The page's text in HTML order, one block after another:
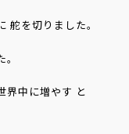
舵を切りました。
。
界中に増やす
と